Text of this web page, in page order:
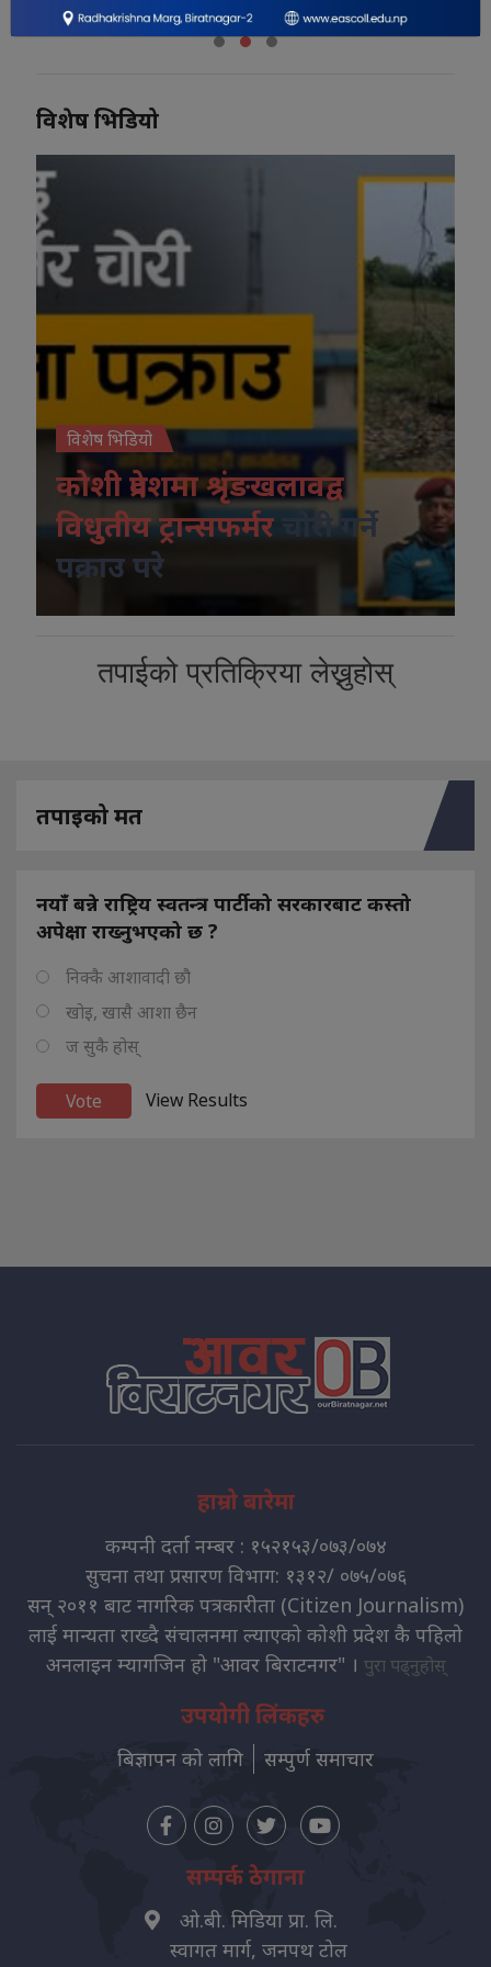
विशेष भिडियो
विशेष भिडियो
कोशी प्रदेशमा श्रृंङखलावद्व
विधुतीय ट्रान्सफर्मर
चोरी गर्ने
पक्राउ परे
तपाईको प्रतिक्रिया लेख्नुहोस्
तपाइको मत
नयाँ बन्ने राष्ट्रिय स्वतन्त्र पार्टीको सरकारबाट कस्तो
अपेक्षा राख्नुभएको छ ?
निक्कै आशावादी छौ
खोइ, खासै आशा छैन
ज सुकै होस्
View Results
हाम्रो बारेमा
कम्पनी दर्ता नम्बर : १५२१५३/०७३/०७४
सुचना तथा प्रसारण विभाग: १३१२/ ०७५/०७६
सन् २०११ बाट नागरिक पत्रकारीता (Citizen Journalism)
लाई मान्यता राख्दै संचालनमा ल्याएको कोशी प्रदेश कै पहिलो
अनलाइन म्यागजिन हो "आवर बिराटनगर" । पुरा पढ्नुहोस्
उपयोगी लिंकहरु
बिज्ञापन को लागि सम्पुर्ण समाचार
सम्पर्क ठेगाना
ओ.बी. मिडिया प्रा. लि.
स्वागत मार्ग, जनपथ टोल